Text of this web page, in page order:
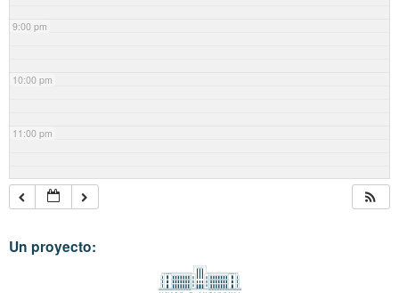
9:00 pm
10:00 pm
11:00 pm
Un proyecto: